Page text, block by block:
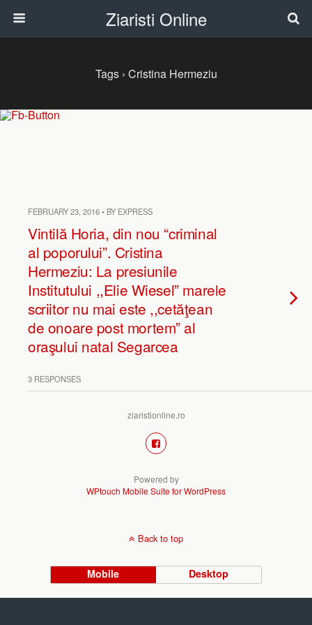
Ziaristi Online
Tags › Cristina Hermeziu
FEBRUARY 23, 2016 • BY EXPRESS
Vintilă Horia, din nou “criminal
al poporului”. Cristina
Hermeziu: La presiunile
Institutului ,,Elie Wiesel” marele
scriitor nu mai este ,,cetăţean
de onoare post mortem” al
oraşului natal Segarcea
3 RESPONSES
ziaristionline.ro
Powered by
WPtouch Mobile Suite for WordPress
Back to top
Mobile Desktop